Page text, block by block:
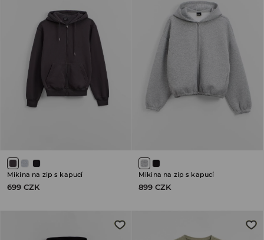
Mikina na zip s kapucí
699 CZK
Mikina na zip s kapucí
899 CZK